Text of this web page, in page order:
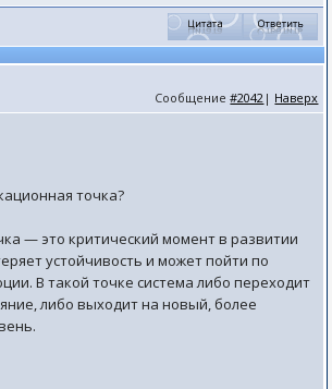
Сообщение#2042 | Наверх
точка?
— это критический момент в развитии
устойчивость и может пойти по
В такой точке система либо переходит
либо выходит на новый, более